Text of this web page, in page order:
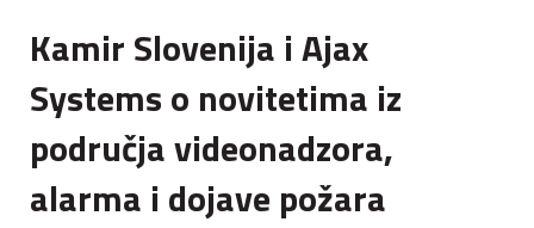
Kamir Slovenija i Ajax
Systems o novitetima iz
područja videonadzora,
alarma i dojave požara